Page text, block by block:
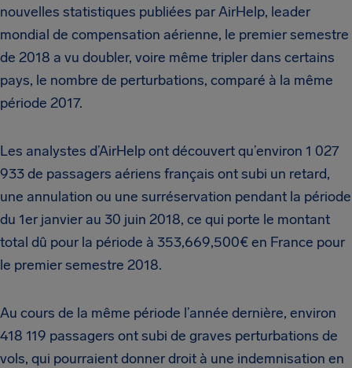
nouvelles statistiques publiées par AirHelp, leader
mondial de compensation aérienne, le premier semestre
de 2018 a vu doubler, voire même tripler dans certains
pays, le nombre de perturbations, comparé à la même
période 2017.
Les analystes d’AirHelp ont découvert qu’environ 1 027
933 de passagers aériens français ont subi un retard,
une annulation ou une surréservation pendant la période
du 1er janvier au 30 juin 2018, ce qui porte le montant
total dû pour la période à 353,669,500€ en France pour
le premier semestre 2018.
Au cours de la même période l’année dernière, environ
418 119 passagers ont subi de graves perturbations de
vols, qui pourraient donner droit à une indemnisation en